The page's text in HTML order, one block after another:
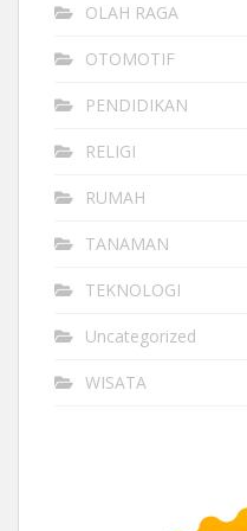
OLAH RAGA
OTOMOTIF
PENDIDIKAN
RELIGI
RUMAH
TANAMAN
TEKNOLOGI
Uncategorized
WISATA